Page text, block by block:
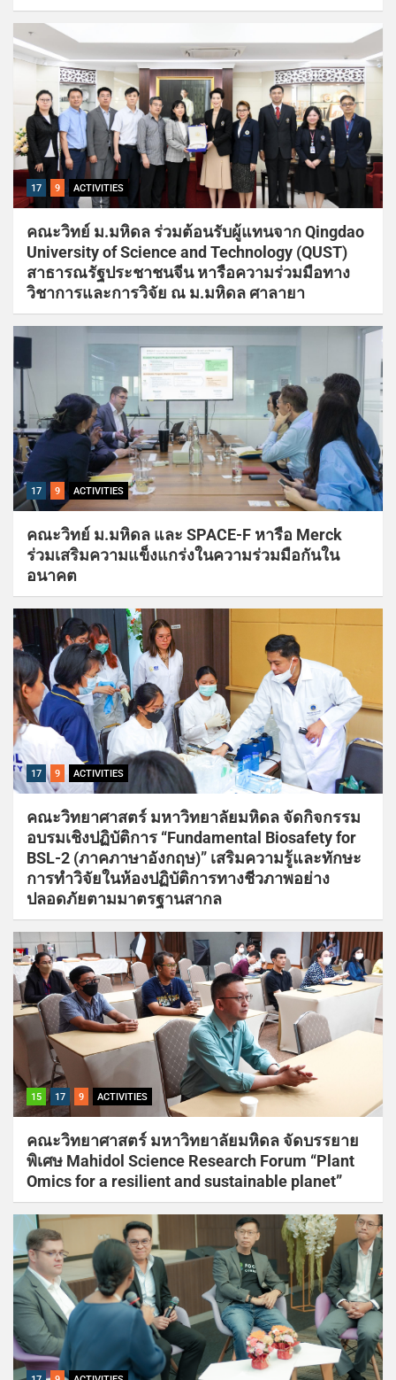
17 9 ACTIVITIES
คณะวิทย์ ม.มหิดล ร่วมต้อนรับผู้แทนจาก Qingdao
University of Science and Technology (QUST)
สาธารณรัฐประชาชนจีน หารือความร่วมมือทาง
วิชาการและการวิจัย ณ ม.มหิดล ศาลายา
17 9 ACTIVITIES
คณะวิทย์ ม.มหิดล และ SPACE-F หารือ Merck
ร่วมเสริมความแข็งแกร่งในความร่วมมือกันใน
อนาคต
17 9 ACTIVITIES
คณะวิทยาศาสตร์ มหาวิทยาลัยมหิดล จัดกิจกรรม
อบรมเชิงปฏิบัติการ “Fundamental Biosafety for
BSL-2 (ภาคภาษาอังกฤษ)” เสริมความรู้และทักษะ
การทำวิจัยในห้องปฏิบัติการทางชีวภาพอย่าง
ปลอดภัยตามมาตรฐานสากล
15 17 9 ACTIVITIES
คณะวิทยาศาสตร์ มหาวิทยาลัยมหิดล จัดบรรยาย
พิเศษ Mahidol Science Research Forum “Plant
Omics for a resilient and sustainable planet”